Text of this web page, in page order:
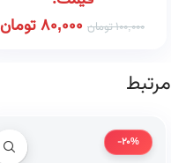
100,000تومان 80,000تومان
مرتبط
-20%